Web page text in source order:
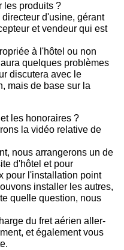
les produits ?
d'usine, gérant
et vendeur qui est
à l'hôtel ou non
quelques problèmes
discutera avec le
mais de base sur la
les honoraires ?
la vidéo relative de
nous arrangerons un de
d'hôtel et pour
pour l'installation point
installer les autres,
quelle question, nous
du fret aérien aller-
et également vous